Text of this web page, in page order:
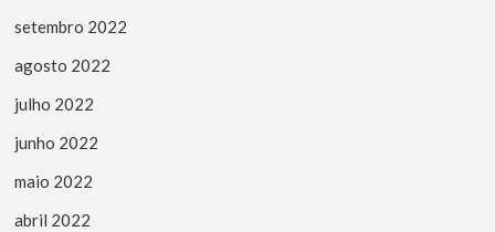
setembro 2022
agosto 2022
julho 2022
junho 2022
maio 2022
abril 2022